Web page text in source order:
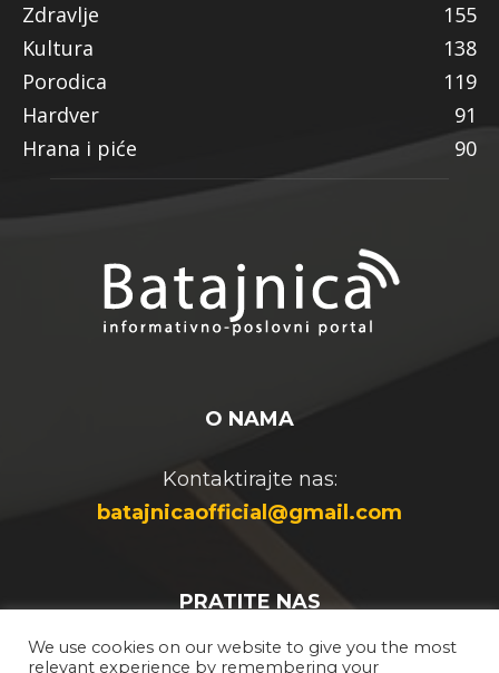
Zdravlje
155
Kultura
138
Porodica
119
Hardver
91
Hrana i piće
90
O NAMA
Kontaktirajte nas:
batajnicaofficial@gmail.com
PRATITE NAS
We use cookies on our website to give you the most
relevant experience by remembering your